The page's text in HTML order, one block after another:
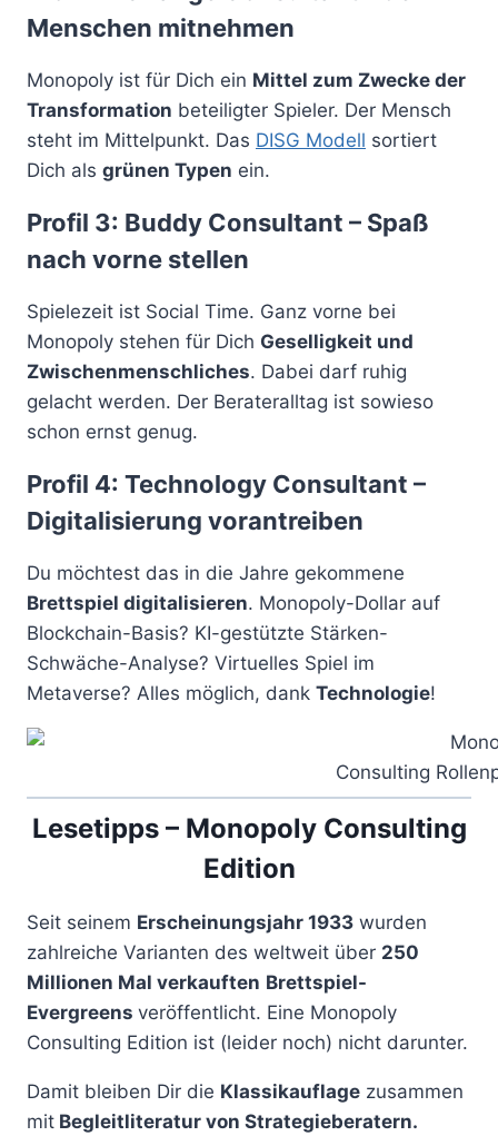
Menschen mitnehmen
Monopoly ist für Dich ein Mittel zum Zwecke der
Transformation beteiligter Spieler. Der Mensch
steht im Mittelpunkt. Das DISG Modell sortiert
Dich als grünen Typen ein.
Profil 3: Buddy Consultant – Spaß
nach vorne stellen
Spielezeit ist Social Time. Ganz vorne bei
Monopoly stehen für Dich Geselligkeit und
Zwischenmenschliches. Dabei darf ruhig
gelacht werden. Der Berateralltag ist sowieso
schon ernst genug.
Profil 4: Technology Consultant –
Digitalisierung vorantreiben
Du möchtest das in die Jahre gekommene
Brettspiel digitalisieren. Monopoly-Dollar auf
Blockchain-Basis? KI-gestützte Stärken-
Schwäche-Analyse? Virtuelles Spiel im
Metaverse? Alles möglich, dank Technologie!
Consulting
Lesetipps – Monopoly Consulting
Edition
Seit seinem Erscheinungsjahr 1933 wurden
zahlreiche Varianten des weltweit über 250
Millionen Mal verkauften Brettspiel-
Evergreens veröffentlicht. Eine Monopoly
Consulting Edition ist (leider noch) nicht darunter.
Damit bleiben Dir die Klassikauflage zusammen
mit Begleitliteratur von Strategieberatern.